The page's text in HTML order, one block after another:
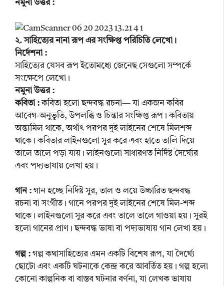
নমুনা উত্তর :
২. সাহিত্যের নানা রূপ এর সংক্ষিপ্ত পরিচিতি লেখো।
নির্দেশনা :
সাহিত্যের যেসব রূপ ইতোমধ্যে জেনেছ সেগুলো সম্পর্কে
সংক্ষেপে লেখো।
নমুনা উত্তর :
কবিতা :কবিতা হলো ছন্দবদ্ধ রচনা— যা একজন কবির
আবেগ-অনুভূতি, উপলব্ধি ও চিন্তার সংক্ষিপ্ত রূপ। কবিতায়
অন্ত্যমিল থাকে, অর্থাৎ পরপর দুই লাইনের শেষে মিলশব্দ
থাকে। কবিতার লাইনগুলো সুর করে এবং হাতে তালি দিয়ে
তালে তালে পড়া যায়। লাইনগুলো সাধারণত নির্দিষ্ট দৈর্ঘ্যের
এবং পদ্যভাষায় লেখা হয়।
গান : গান হচ্ছে নির্দিষ্ট সুর, তাল ও লয়ে উচ্চারিত ছন্দবদ্ধ
রচনা বা সংগীত। গানে পরপর দুই লাইনের শেষে মিল-শব্দ
থাকে। লাইনগুলো সুর করে এবং তালে তালে গাওয়া হয়। সুরই
হলো গানের প্রাণ। ছন্দবদ্ধ ভাষা বা পদ্যভাষায় গান লেখা হয়।
গল্প : গল্প কথাসাহিত্যের এমন একটি বিশেষ রূপ, যা দৈর্ঘ্যে
ছোটো এবং একটি ঘটনাকে কেন্দ্র করে আবর্তিত হয়। গল্প হলো
কোনো কাল্পনিক বা বাস্তব ঘটনার বর্ণনা, যা লেখক ভাষায়